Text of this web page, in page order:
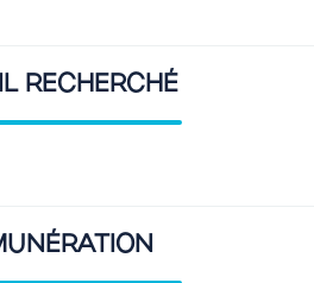
RECHERCHÉ